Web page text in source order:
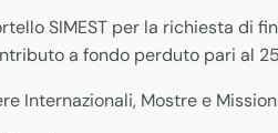
SIMEST per la richiesta di
a fondo perduto pari al
Mostre e